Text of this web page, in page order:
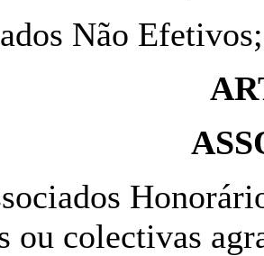
Não Efetivos;
ou colectivas